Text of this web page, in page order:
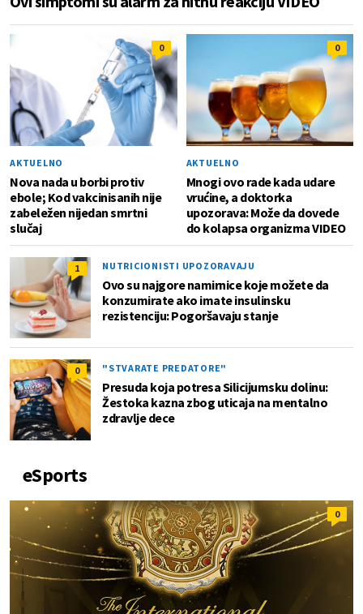
0
AKTUELNO
Nova nada u borbi protiv
ebole; Kod vakcinisanih nije
zabeležen nijedan smrtni
slučaj
0
AKTUELNO
Mnogi ovo rade kada udare
vrućine, a doktorka
upozorava: Može da dovede
do kolapsa organizma VIDEO
1 NUTRICIONISTI UPOZORAVAJU
Ovo su najgore namirnice koje možete da
konzumirate ako imate insulinsku
rezistenciju: Pogoršavaju stanje
0 "STVARATE PREDATORE"
Presuda koja potresa Silicijumsku dolinu:
Žestoka kazna zbog uticaja na mentalno
zdravlje dece
eSports
0